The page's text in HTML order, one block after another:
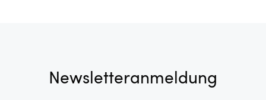
Newsletteranmeldung